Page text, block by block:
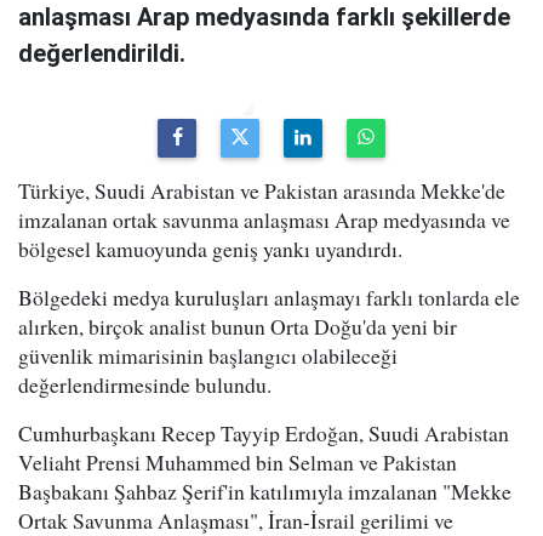
anlaşması Arap medyasında farklı şekillerde
değerlendirildi.
Türkiye, Suudi Arabistan ve Pakistan arasında Mekke'de
imzalanan ortak savunma anlaşması Arap medyasında ve
bölgesel kamuoyunda geniş yankı uyandırdı.
Bölgedeki medya kuruluşları anlaşmayı farklı tonlarda ele
alırken, birçok analist bunun Orta Doğu'da yeni bir
güvenlik mimarisinin başlangıcı olabileceği
değerlendirmesinde bulundu.
Cumhurbaşkanı Recep Tayyip Erdoğan, Suudi Arabistan
Veliaht Prensi Muhammed bin Selman ve Pakistan
Başbakanı Şahbaz Şerif'in katılımıyla imzalanan "Mekke
Ortak Savunma Anlaşması", İran-İsrail gerilimi ve